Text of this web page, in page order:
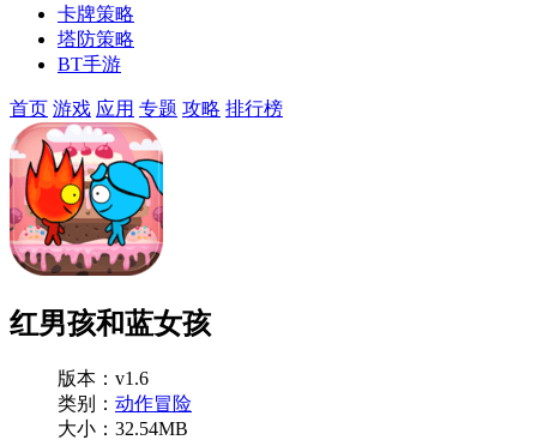
卡牌策略
塔防策略
BT手游
首页 游戏 应用 专题 攻略 排行榜
红男孩和蓝女孩
版本：v1.6
类别： 动作冒险
大小：32.54MB